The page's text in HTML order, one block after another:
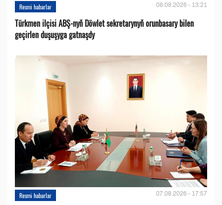
Resmi habarlar 08.08.2026 - 13:21
Türkmen ilçisi ABŞ-nyň Döwlet sekretarynyň orunbasary bilen
geçirlen duşuşyga gatnaşdy
Resmi habarlar 07.08.2026 - 17:57